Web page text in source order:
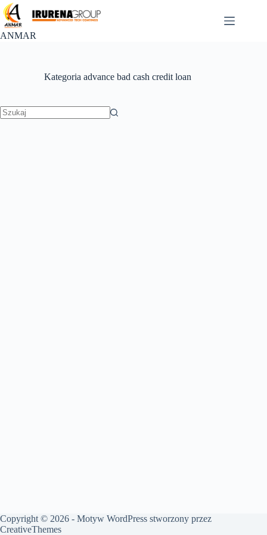
Przejdź
do
treści
ANMAR
Kategoria advance bad cash credit loan
Copyright © 2026 - Motyw WordPress stworzony przez
CreativeThemes